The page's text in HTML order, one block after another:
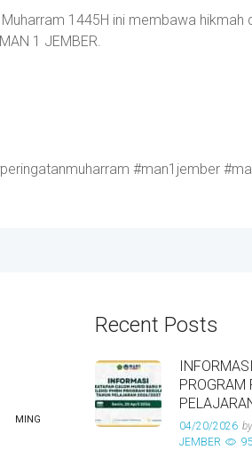
1445H ini membawa
1 JEMBER.
#man1jember
MING
Recent Posts
PROGRAM
04/20/2026 by
JEMBER